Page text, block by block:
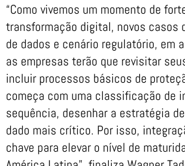
“Como vivemos um momento de
transformação digital, novos casos
de dados e cenário regulatório, em
as empresas terão que revisitar
incluir processos básicos de
começa com uma classificação de
sequência, desenhar a estratégia
dado mais crítico. Por isso,
chave para elevar o nível de